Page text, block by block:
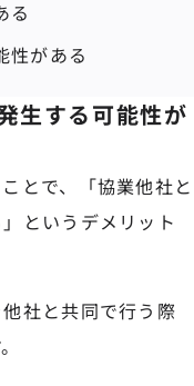
る
性がある
生する可能性が
とで、「協業他社と
というデメリット
社と共同で行う際